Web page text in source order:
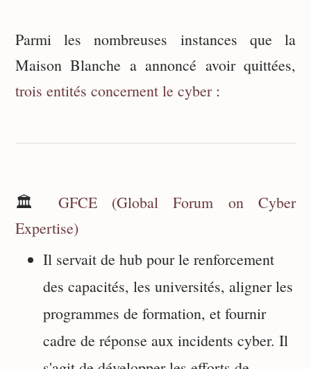
Parmi les nombreuses instances que la
Maison Blanche a annoncé avoir quittées,
trois entités concernent le cyber:
🏛️ GFCE (Global Forum on Cyber
Expertise)
Il servait de hub pour le renforcement
des capacités, les universités, aligner les
programmes de formation, et fournir
cadre de réponse aux incidents cyber. Il